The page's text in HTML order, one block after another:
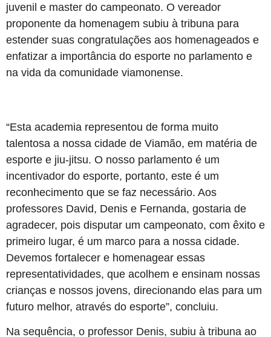
juvenil e master do campeonato. O vereador
proponente da homenagem subiu à tribuna para
estender suas congratulações aos homenageados e
enfatizar a importância do esporte no parlamento e
na vida da comunidade viamonense.
“Esta academia representou de forma muito
talentosa a nossa cidade de Viamão, em matéria de
esporte e jiu-jitsu. O nosso parlamento é um
incentivador do esporte, portanto, este é um
reconhecimento que se faz necessário. Aos
professores David, Denis e Fernanda, gostaria de
agradecer, pois disputar um campeonato, com êxito e
primeiro lugar, é um marco para a nossa cidade.
Devemos fortalecer e homenagear essas
representatividades, que acolhem e ensinam nossas
crianças e nossos jovens, direcionando elas para um
futuro melhor, através do esporte”, concluiu.
Na sequência, o professor Denis, subiu à tribuna ao